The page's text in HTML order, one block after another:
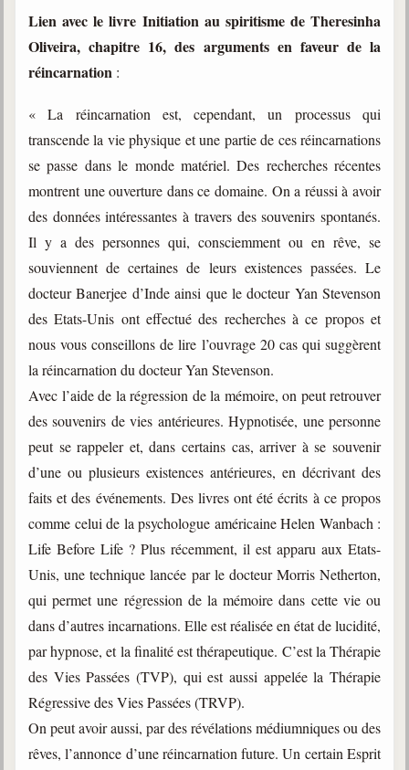
Fédérations spirites
Médias spirites
@
Lien avec le livre Initiation au spiritisme de Theresinha
Oliveira, chapitre 16, des arguments en faveur de la
réincarnation :
« La réincarnation est, cependant, un processus qui
transcende la vie physique et une partie de ces réincarnations
se passe dans le monde matériel. Des recherches récentes
montrent une ouverture dans ce domaine. On a réussi à avoir
des données intéressantes à travers des souvenirs spontanés.
Il y a des personnes qui, consciemment ou en rêve, se
souviennent de certaines de leurs existences passées. Le
docteur Banerjee d’Inde ainsi que le docteur Yan Stevenson
des Etats-Unis ont effectué des recherches à ce propos et
nous vous conseillons de lire l’ouvrage 20 cas qui suggèrent
la réincarnation du docteur Yan Stevenson.
Avec l’aide de la régression de la mémoire, on peut retrouver
des souvenirs de vies antérieures. Hypnotisée, une personne
peut se rappeler et, dans certains cas, arriver à se souvenir
d’une ou plusieurs existences antérieures, en décrivant des
faits et des événements. Des livres ont été écrits à ce propos
comme celui de la psychologue américaine Helen Wanbach :
Life Before Life ? Plus récemment, il est apparu aux Etats-
Unis, une technique lancée par le docteur Morris Netherton,
qui permet une régression de la mémoire dans cette vie ou
dans d’autres incarnations. Elle est réalisée en état de lucidité,
par hypnose, et la finalité est thérapeutique. C’est la Thérapie
des Vies Passées (TVP), qui est aussi appelée la Thérapie
Régressive des Vies Passées (TRVP).
On peut avoir aussi, par des révélations médiumniques ou des
rêves, l’annonce d’une réincarnation future. Un certain Esprit